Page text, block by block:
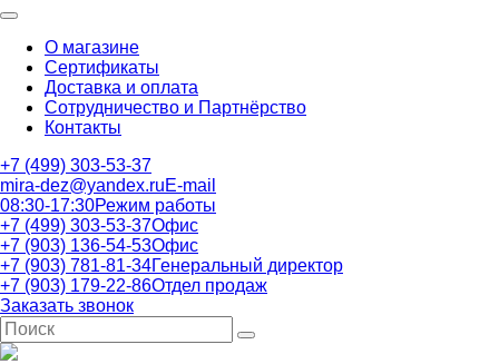
О магазине
Сертификаты
Доставка и оплата
Сотрудничество и Партнёрство
Контакты
+7 (499) 303-53-37
mira-dez@yandex.ruE-mail
08:30-17:30Режим работы
+7 (499) 303-53-37Офис
+7 (903) 136-54-53Офис
+7 (903) 781-81-34Генеральный директор
+7 (903) 179-22-86Отдел продаж
Заказать звонок